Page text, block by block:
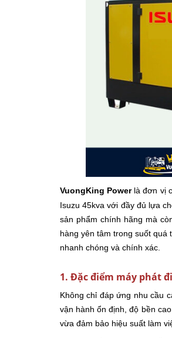
VuongKing Powerlà đơn vị
Isuzu 45kva với đầy đủ lựa
sản phẩm chính hãng mà
hàng yên tâm trong suốt quá
nhanh chóng và chính xác.
1. Đặc điểm máy phát
Không chỉ đáp ứng nhu cầu
vận hành ổn định, độ bền
vừa đảm bảo hiệu suất làm